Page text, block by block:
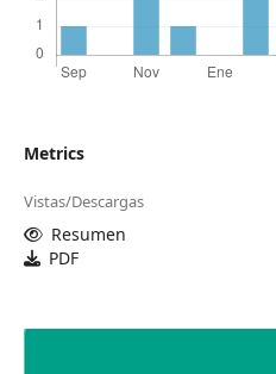
Metrics
Vistas/Descargas
Resumen
PDF